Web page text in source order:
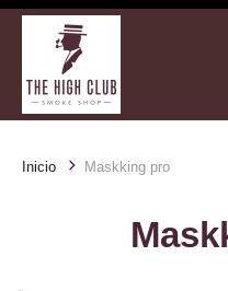
Inicio Maskking pro